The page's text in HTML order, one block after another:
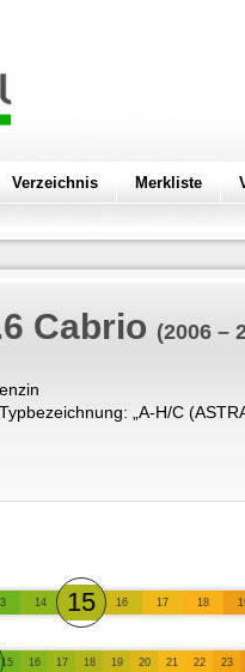
Verzeichnis Merkliste
Cabrio (2006 –
„ A-H/C
14 15 16 17 18
15 16 17 18 19 20 21 22 23